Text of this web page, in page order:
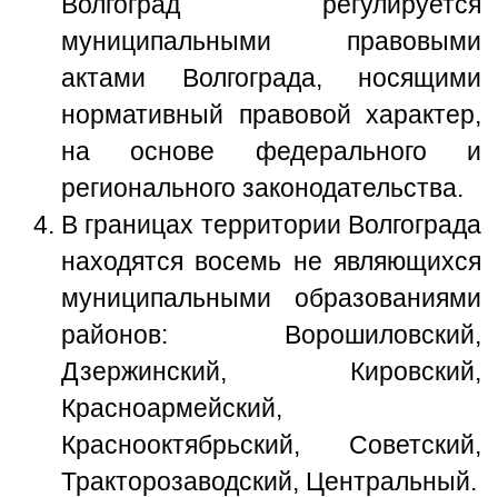
муниципальными правовыми
актами Волгограда, носящими
нормативный правовой характер,
на основе федерального и
регионального законодательства.
В границах территории Волгограда
находятся восемь не являющихся
муниципальными образованиями
районов: Ворошиловский,
Дзержинский, Кировский,
Красноармейский,
Краснооктябрьский, Советский,
Тракторозаводский, Центральный.